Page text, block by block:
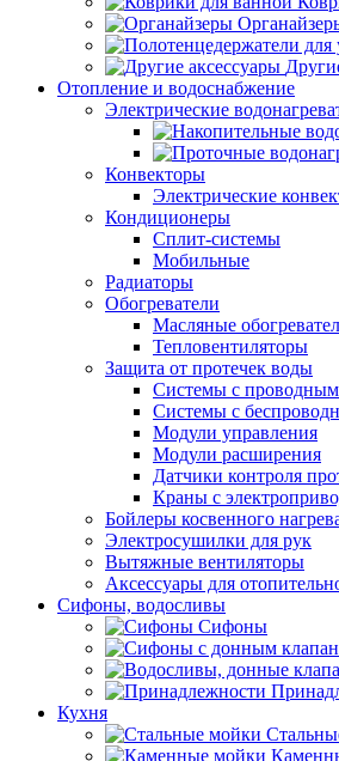
Отопление и водоснабжение
Электрические
Конвекторы
Электрические
Кондиционеры
Сплит-системы
Мобильные
Радиаторы
Обогреватели
Масляные
Тепловентиляторы
Защита от протечек воды
Системы с
Системы с
Модули управления
Модули расширения
Датчики контроля
Краны с
Бойлеры косвенного
Электросушилки для рук
Вытяжные вентиляторы
Аксессуары для
Сифоны, водосливы
Сифоны
Кухня